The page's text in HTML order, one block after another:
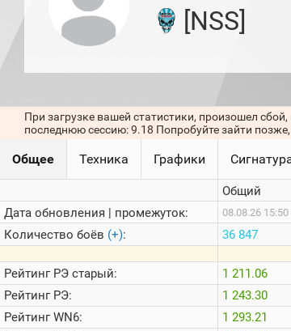
последние
сессии)
1000
стримеров
Информация
Онлайн
Цветовая
шкала
[NSS]
При загрузке вашей статистики, произошел
последнюю сессию: 9.18 Попробуйте зайти
Общее Техника Графики
Дата обновления | промежуток:
Количество боёв (+):
РейтингРЭ старый:
РейтингРЭ:
РейтингWN6:
Общий
08.08.26 15:50
36 847
1 211.06
1 243.30
1 293.21